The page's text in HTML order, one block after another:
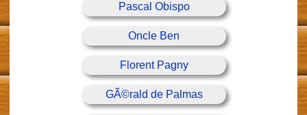
Pascal Obispo
Oncle Ben
Florent Pagny
GÃ©rald de Palmas